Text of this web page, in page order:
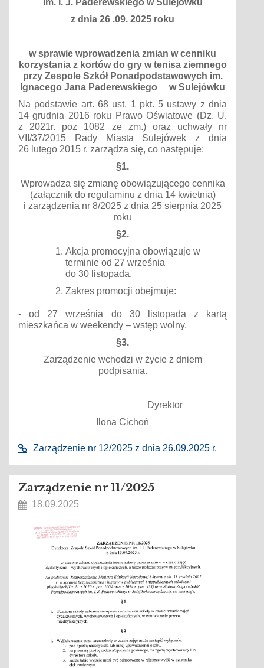
im. I. J. Paderewskiego w Sulejówku
z dnia 26 .09. 2025 roku
w sprawie wprowadzenia zmian w cenniku
korzystania z kortów do gry w tenisa ziemnego
przy Zespole Szkół Ponadpodstawowych im.
Ignacego Jana Paderewskiego w Sulejówku
Na podstawie art. 68 ust. 1 pkt. 5 ustawy z dnia
14 grudnia 2016 roku Prawo Oświatowe (Dz. U.
z 2021r. poz 1082 ze zm.) oraz uchwały nr
VII/37/2015 Rady Miasta Sulejówek z dnia
26 lutego 2015 r. zarządza się, co następuje:
§1.
Wprowadza się zmianę obowiązującego cennika
(załącznik do regulaminu z dnia 14 kwietnia)
i zarządzenia nr 8/2025 z dnia 25 sierpnia 2025
roku
§2.
Akcja promocyjna obowiązuje w
terminie od 27 września
do 30 listopada.
Zakres promocji obejmuje:
- od 27 września do 30 listopada z kartą
mieszkańca w weekendy – wstęp wolny.
§3.
Zarządzenie wchodzi w życie z dniem
podpisania.
Dyrektor
Ilona Cichoń
Zarządzenie nr 12/2025 z dnia 26.09.2025 r.
Zarządzenie nr 11/2025
18.09.2025